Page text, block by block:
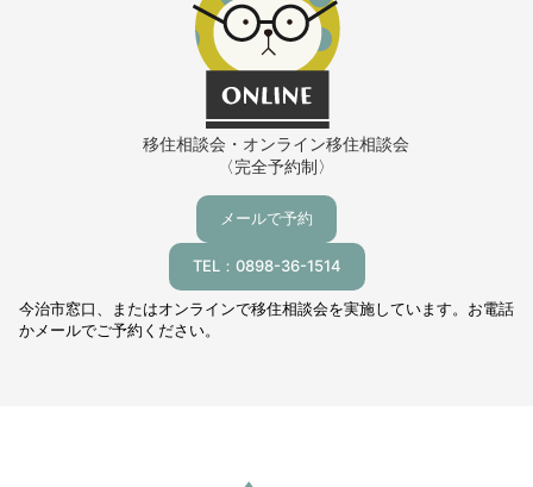
移住相談会・オンライン移住相談会
〈完全予約制〉
メールで予約
TEL：0898-36-1514
今治市窓口、またはオンラインで移住相談会を実施しています。お電話
かメールでご予約ください。